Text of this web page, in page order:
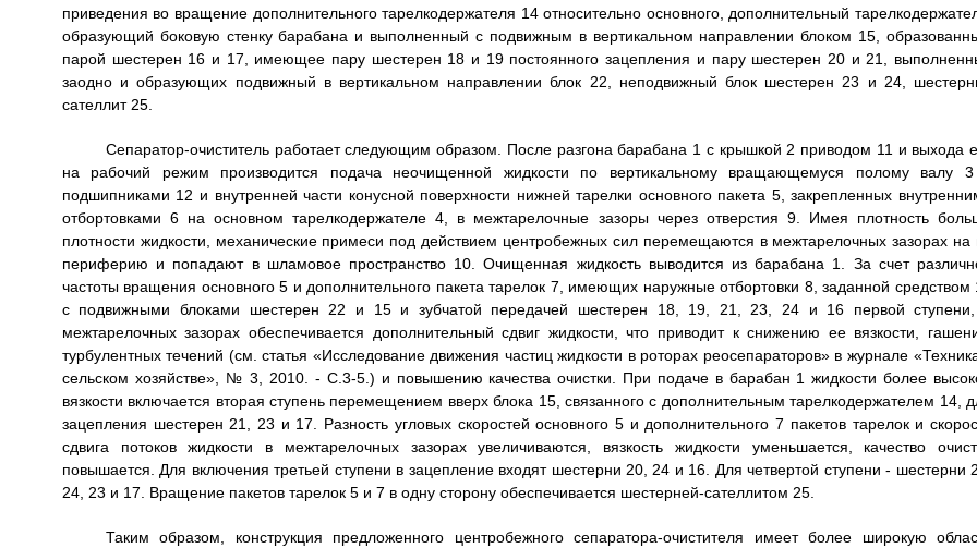
приведения во вращение дополнительного тарелкодержателя 14 относительно основного, дополнительный
образующий боковую стенку барабана и выполненный с подвижным в вертикальном направлении блоком 15,
парой шестерен 16 и 17, имеющее пару шестерен 18 и 19 постоянного зацепления и пару шестерен 20 и 21,
заодно и образующих подвижный в вертикальном направлении блок 22, неподвижный блок шестерен 23 и 24,
сателлит 25.
Сепаратор-очиститель работает следующим образом. После разгона барабана 1 с крышкой 2 приводом 11 и выхода
на рабочий режим производится подача неочищенной жидкости по вертикальному вращающемуся полому валу
подшипниками 12 и внутренней части конусной поверхности нижней тарелки основного пакета 5, закрепленных
отбортовками 6 на основном тарелкодержателе 4, в межтарелочные зазоры через отверстия 9. Имея плотность
плотности жидкости, механические примеси под действием центробежных сил перемещаются в межтарелочных зазорах на
периферию и попадают в шламовое пространство 10. Очищенная жидкость выводится из барабана 1. За счет
частоты вращения основного 5 и дополнительного пакета тарелок 7, имеющих наружные отбортовки 8, заданной средством
с подвижными блоками шестерен 22 и 15 и зубчатой передачей шестерен 18, 19, 21, 23, 24 и 16 первой
межтарелочных зазорах обеспечивается дополнительный сдвиг жидкости, что приводит к снижению ее вязкости,
турбулентных течений (см. статья «Исследование движения частиц жидкости в роторах реосепараторов» в журнале
сельском хозяйстве», № 3, 2010. - С.3-5.) и повышению качества очистки. При подаче в барабан 1 жидкости более
вязкости включается вторая ступень перемещением вверх блока 15, связанного с дополнительным тарелкодержателем 14,
зацепления шестерен 21, 23 и 17. Разность угловых скоростей основного 5 и дополнительного 7 пакетов тарелок и
сдвига потоков жидкости в межтарелочных зазорах увеличиваются, вязкость жидкости уменьшается, качество
повышается. Для включения третьей ступени в зацепление входят шестерни 20, 24 и 16. Для четвертой ступени - шестерни
24, 23 и 17. Вращение пакетов тарелок 5 и 7 в одну сторону обеспечивается шестерней-сателлитом 25.
Таким образом, конструкция предложенного центробежного сепаратора-очистителя имеет более широкую